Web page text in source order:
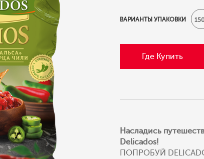
ВАРИАНТЫ УПАКОВКИ
Где Купить
Насладись
Delicados!
ПОПРОБУЙ